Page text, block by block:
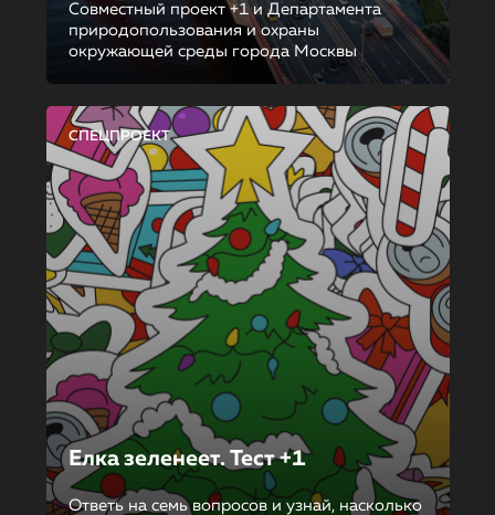
Совместный проект +1 и Департамента
природопользования и охраны
окружающей среды города Москвы
СПЕЦПРОЕКТ
Елка зеленеет. Тест +1
Ответь на семь вопросов и узнай, насколько